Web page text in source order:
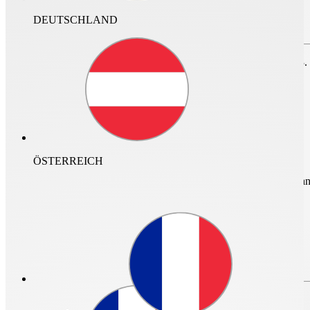
Zum Speichern des Projektes bitte anmelden oder
Für den Login ist ein neuer Helios Account erforderlich. Vor dem
mehr Infos und
DEUTSCHLAND
ÖSTERREICH